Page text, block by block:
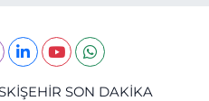
SON DAKİKA